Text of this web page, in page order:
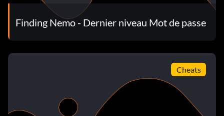
Finding Nemo - Dernier niveau Mot de passe
Cheats